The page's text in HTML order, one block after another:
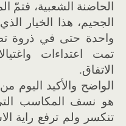
الحاضنة الشعبية، فتمّ
الجحيم، هذا الخيار
واحدة حتى في ذروة
تمت اعتداءات
الاتفاق.
الواضح والأكيد اليوم
هو نسف المكاسب
تنكسر ولم ترفع راية